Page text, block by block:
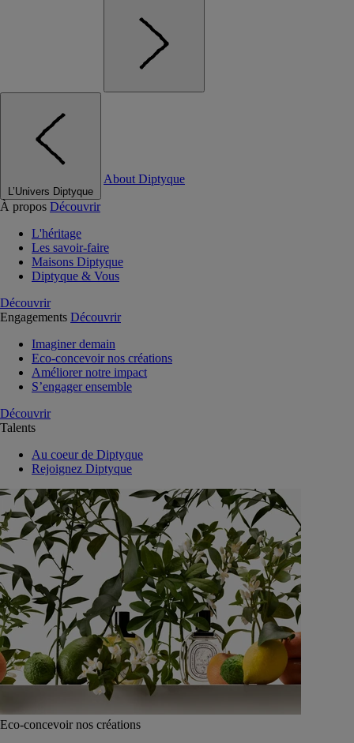
L’Univers Diptyque
About Diptyque
À propos Découvrir
L'héritage
Les savoir-faire
Maisons Diptyque
Diptyque & Vous
Découvrir
Engagements Découvrir
Imaginer demain
Eco-concevoir nos créations
Améliorer notre impact
S’engager ensemble
Découvrir
Talents
Au coeur de Diptyque
Rejoignez Diptyque
Eco-concevoir nos créations